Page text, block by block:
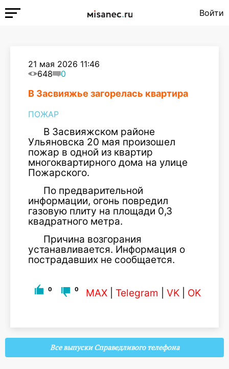
Войти
21 мая 2026 11:46
648
0
В Засвияжье загорелась квартира
ПОЖАР
В Засвияжском районе
Ульяновска 20 мая произошел
пожар в одной из квартир
многоквартирного дома на улице
Пожарского.
По предварительной
информации, огонь повредил
газовую плиту на площади 0,3
квадратного метра.
Причина возгорания
устанавливается. Информация о
пострадавших не сообщается.
0 0 MAX Telegram VK OK
Все выпуски Справедливого телефона